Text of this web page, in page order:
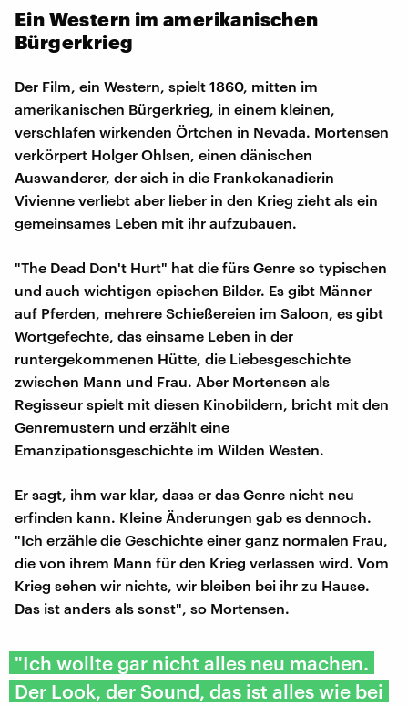
Ein Western im amerikanischen
Bürgerkrieg
Der Film, ein Western, spielt 1860, mitten im
amerikanischen Bürgerkrieg, in einem kleinen,
verschlafen wirkenden Örtchen in Nevada. Mortensen
verkörpert Holger Ohlsen, einen dänischen
Auswanderer, der sich in die Frankokanadierin
Vivienne verliebt aber lieber in den Krieg zieht als ein
gemeinsames Leben mit ihr aufzubauen.
"The Dead Don't Hurt" hat die fürs Genre so typischen
und auch wichtigen epischen Bilder. Es gibt Männer
auf Pferden, mehrere Schießereien im Saloon, es gibt
Wortgefechte, das einsame Leben in der
runtergekommenen Hütte, die Liebesgeschichte
zwischen Mann und Frau. Aber Mortensen als
Regisseur spielt mit diesen Kinobildern, bricht mit den
Genremustern und erzählt eine
Emanzipationsgeschichte im Wilden Westen.
Er sagt, ihm war klar, dass er das Genre nicht neu
erfinden kann. Kleine Änderungen gab es dennoch.
"Ich erzähle die Geschichte einer ganz normalen Frau,
die von ihrem Mann für den Krieg verlassen wird. Vom
Krieg sehen wir nichts, wir bleiben bei ihr zu Hause.
Das ist anders als sonst", so Mortensen.
"Ich wollte gar nicht alles neu machen.
Der Look, der Sound, das ist alles wie bei